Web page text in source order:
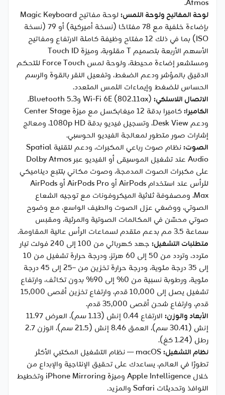
Atmos.
لوحة المفاتيح ولوحة اللمس:
لوحة مفاتيح Magic Keyboard
بإضاءة خلفية مع 78 مفتاحًا (نسخة أميركية) أو 79 (نسخة
ISO) بما في ذلك 12 مفتاح وظيفة كاملة الارتفاع ومفاتيح
الأسهم الأربعة بتصميم T مقلوبة، وميزة Touch ID
ومستشعر إضاءة محيطة، ولوحة لمس Force Touch للتحكم
الدقيق بالمؤشر ودعم الضغط، وتفعيل النقر بالقوة والرسم
الحساس للضغط وإيماءات اللمس المتعدد.
الاتصال اللاسلكي:
الكاميرا:
كاميرا بدقة 12 ميغابكسل مع ميزة Center Stage
ودعم Desk View، وتسجيل فيديو بدقة 1080p HD، ومعالج
إشارات صور متطور لمعالجة الفيديو الحوسبي.
الصوت:
نظام صوت رباعي المكبرات، ودعم لتقنية Spatial
Audio عند تشغيل الموسيقى أو الفيديو عبر Dolby Atmos
على مكبرات الصوت المدمجة، وصوت مكاني بتتبع ديناميكي
للرأس عند استخدام AirPods أو AirPods Pro أو AirPods
Max، ومصفوفة ثلاثية الميكروفونات مع توجيه الشعاع
الصوتي، ووضعَي عزل الصوت والطيف الواسع، مع وضوح
صوتي محسّن في المكالمات الصوتية والمرئية، ومقبس
سماعة 3.5 مم بدعم متقدم لسماعات الرأس عالية المقاومة.
متطلبات التشغيل:
جهد كهربائي من 100 إلى 240 فولت تيار
متردد، وتردد من 50 إلى 60 هرتز، ودرجة حرارة تشغيل من 10
إلى 35 درجة مئوية، ودرجة حرارة تخزين من –25 إلى 45 درجة
مئوية، ورطوبة نسبية من 0% إلى 90% بدون تكاثف، وارتفاع
تشغيل يصل إلى 10,000 قدم، وارتفاع تخزين أقصى 15,000
قدم، وارتفاع شحن أقصى 35,000 قدم.
الأبعاد والوزن:
الارتفاع 0.44 إنش (1.13 سم)، العرض 11.97
إنش (30.41 سم)، العمق 8.46 إنش (21.5 سم)، الوزن 2.7
رطل (1.24 كغ).
نظام التشغيل:
macOS — نظام التشغيل المكتبي الأكثر
تطورًا في العالم، يساعدك على تحقيق الإنتاجية والإبداع من
خلال Apple Intelligence وميزة iPhone Mirroring وتخطيط
النوافذ وتحديثات Safari والمزيد.